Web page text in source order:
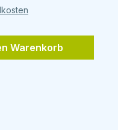
den
Warenkorb